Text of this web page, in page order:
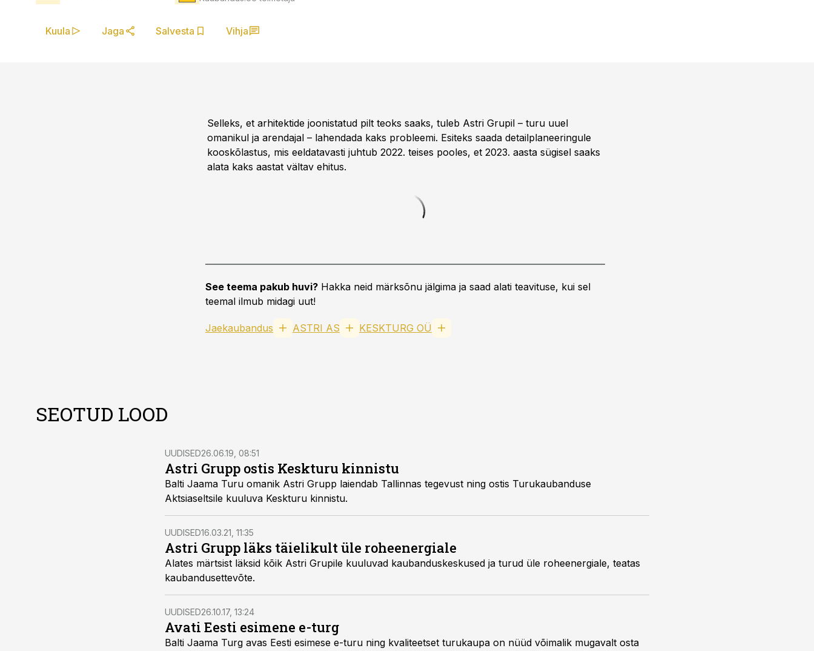
Kuula Jaga Salvesta Vihja
Selleks, et arhitektide joonistatud pilt teoks saaks, tuleb Astri Grupil – turu uuel
omanikul ja arendajal – lahendada kaks probleemi. Esiteks saada detailplaneeringule
kooskõlastus, mis eeldatavasti juhtub 2022. teises pooles, et 2023. aasta sügisel saaks
alata kaks aastat vältav ehitus.
See teema pakub huvi? Hakka neid märksõnu jälgima ja saad alati teavituse, kui sel
teemal ilmub midagi uut!
Jaekaubandus ASTRI AS KESKTURG OÜ
SEOTUD LOOD
UUDISED26.06.19, 08:51
Astri Grupp ostis Keskturu kinnistu
Balti Jaama Turu omanik Astri Grupp laiendab Tallinnas tegevust ning ostis Turukaubanduse
Aktsiaseltsile kuuluva Keskturu kinnistu.
UUDISED16.03.21, 11:35
Astri Grupp läks täielikult üle roheenergiale
Alates märtsist läksid kõik Astri Grupile kuuluvad kaubanduskeskused ja turud üle roheenergiale, teatas
kaubandusettevõte.
UUDISED26.10.17, 13:24
Avati Eesti esimene e-turg
Balti Jaama Turg avas Eesti esimese e-turu ning kvaliteetset turukaupa on nüüd võimalik mugavalt osta